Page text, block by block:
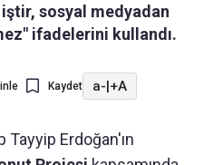
sosyal medyadan
ifadelerini kullandı.
Kaydet a-|+A
Tayyip Erdoğan'ın